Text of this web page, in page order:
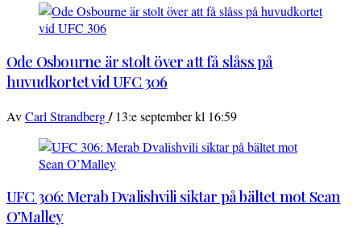
Ode Osbourne är stolt över att få slåss på
huvudkortet vid UFC 306
AvCarl Strandberg/ 13:e september kl 16:59
UFC 306: Merab Dvalishvili siktar på bältet mot Sean
O’Malley